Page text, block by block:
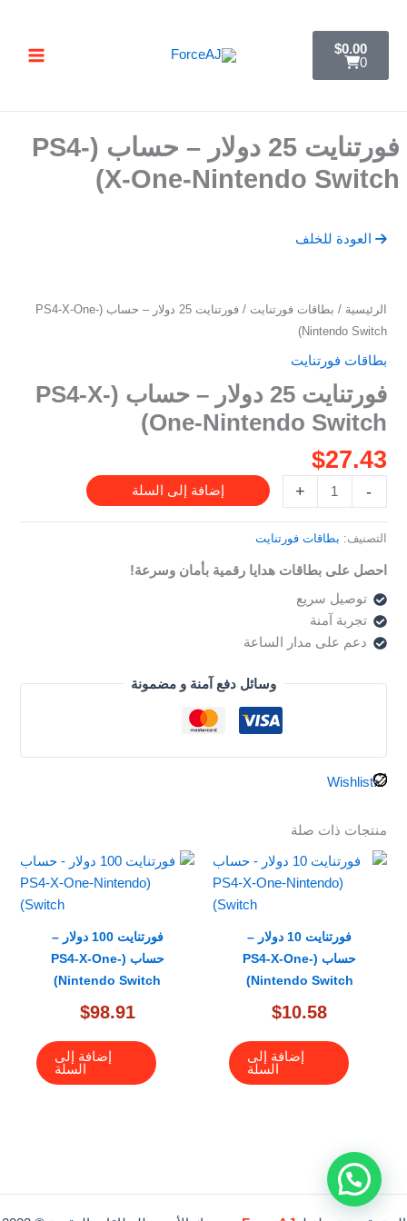
إلى
المحتوى
$0.00
0
a
r
t
فورتنايت 25 دولار – حساب (PS4-
X-One-Nintendo Switch)
العودة للخلف
الرئيسية / بطاقات فورتنايت
/ فورتنايت 25 دولار – حساب (PS4-X-One-
Nintendo Switch)
بطاقات فورتنايت
فورتنايت 25 دولار – حساب (PS4-X-
One-Nintendo Switch)
$27.43
-
كمية
فورتنايت
25
-
حساب
X-
Nintendo
Switch)
+ إضافة إلى السلة
التصنيف: بطاقات فورتنايت
احصل على بطاقات هدايا رقمية بأمان وسرعة!
توصيل سريع
تجربة آمنة
دعم على مدار الساعة
وسائل دفع آمنة و مضمونة
Wishlist
منتجات ذات صلة
فورتنايت 10 دولار –
حساب (PS4-X-One-
Nintendo Switch)
$10.58
إضافة إلى
السلة
فورتنايت 100 دولار –
حساب (PS4-X-One-
Nintendo Switch)
$98.91
إضافة إلى
السلة
جرب ForceAJ الآن 🚀